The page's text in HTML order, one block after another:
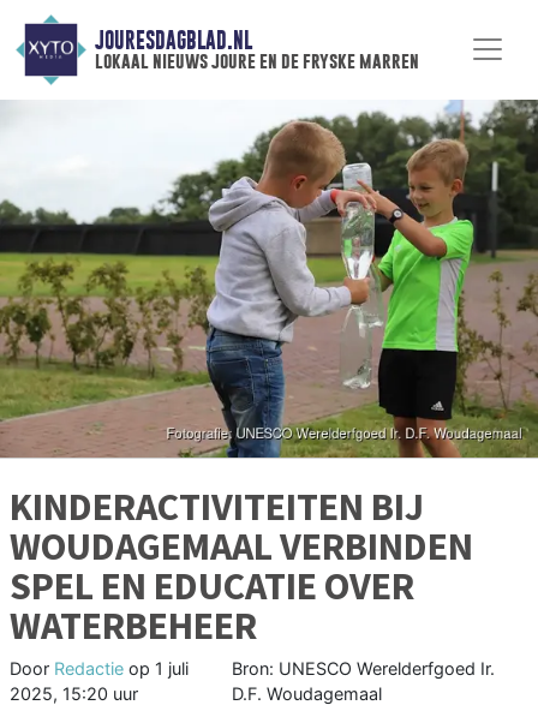
JOURESDAGBLAD.NL
lokaal nieuws joure en de fryske marren
KINDERACTIVITEITEN BIJ
WOUDAGEMAAL VERBINDEN
SPEL EN EDUCATIE OVER
WATERBEHEER
Door Redactie op 1 juli
2025, 15:20 uur
Bron: UNESCO Werelderfgoed Ir.
D.F. Woudagemaal